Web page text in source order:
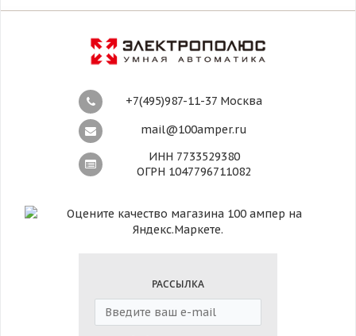
+7(495)987-11-37 Москва
mail@100amper.ru
ИНН 7733529380
ОГРН 1047796711082
РАССЫЛКА